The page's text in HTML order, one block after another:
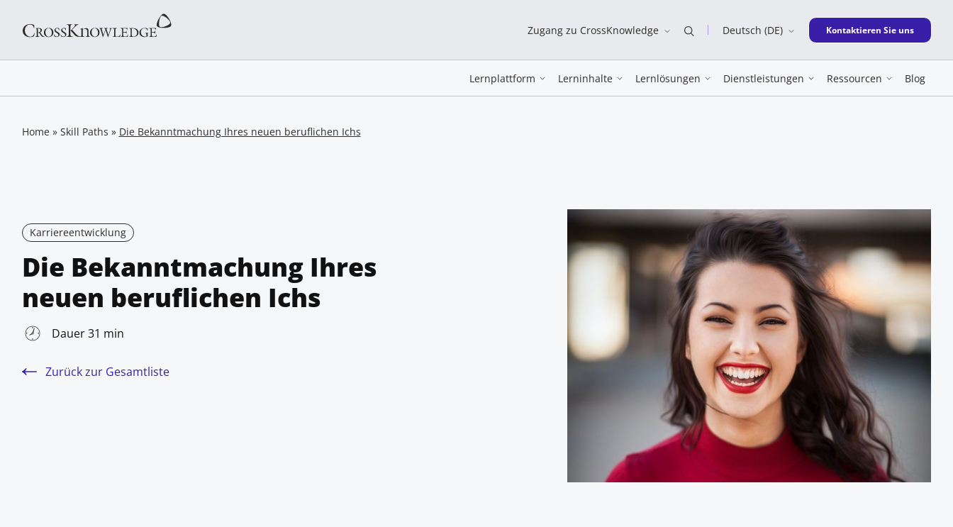
Zugang zu CrossKnowledge Deutsch (DE) New window
Kontaktieren Sie uns
Lernplattform Lerninhalte Lernlösungen Dienstleistungen Ressourcen Blog
Home» Skill Paths » Die Bekanntmachung Ihres neuen beruflichen Ichs
Karriereentwicklung
Die Bekanntmachung Ihres
neuen beruflichen Ichs
Dauer 31 min
Zurück zur Gesamtliste